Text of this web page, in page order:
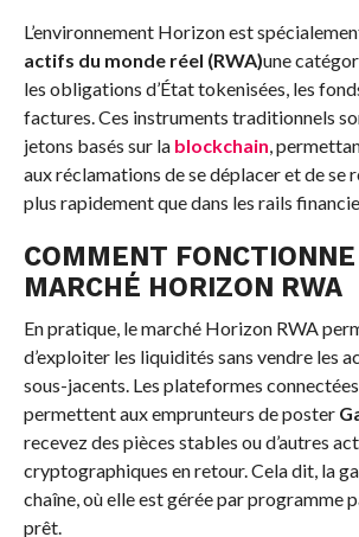
L’environnement Horizon est
actifs du monde réel (RWA)une
les obligations d’État tokenisées, les
factures. Ces instruments traditionnels
jetons basés sur la blockchain,
aux réclamations de se déplacer et de se
plus rapidement que dans les rails
COMMENT
MARCHÉ HORIZON RWA
En pratique, le marché Horizon RWA
d’exploiter les liquidités sans vendre les
sous-jacents. Les plateformes
permettent aux emprunteurs de poster
recevez des pièces stables ou d’autres
cryptographiques en retour. Cela dit, la
chaîne, où elle est gérée par programme
prêt.